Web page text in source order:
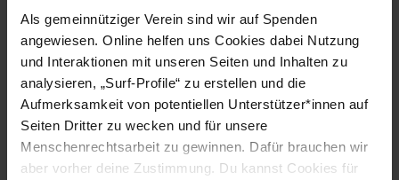
Als gemeinnütziger Verein sind wir auf Spenden
angewiesen. Online helfen uns Cookies dabei Nutzung
und Interaktionen mit unseren Seiten und Inhalten zu
analysieren, „Surf-Profile“ zu erstellen und die
Aufmerksamkeit von potentiellen Unterstützer*innen auf
Seiten Dritter zu wecken und für unsere
Menschenrechtsarbeit zu gewinnen. Dafür brauchen wir
aber vorher deine Zustimmung. Du kannst Cookies für
Ich fordere Sie eindringlich auf, die Hinrichtung von
Bakri Moussa Mohammed zu verhindern.
Bitte stellen Sie die rechtliche Grundlage für die
Umwandlung seines Urteils klar. Legen Sie offen, warum
sein Urteil umgewandelt wurde und auf wessen
Anweisung dies geschah.
Ich möchte Sie darauf hinweisen, dass jede Person, die